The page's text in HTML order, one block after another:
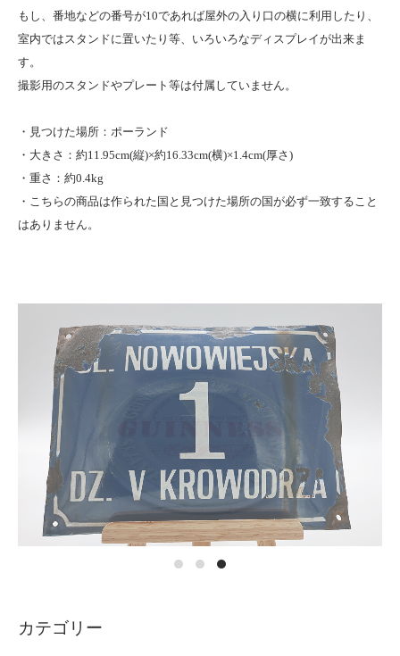
もし、番地などの番号が10であれば屋外の入り口の横に利用したり、
室内ではスタンドに置いたり等、いろいろなディスプレイが出来ま
す。
撮影用のスタンドやプレート等は付属していません。
・見つけた場所：ポーランド
・大きさ：約11.95cm(縦)×約16.33cm(横)×1.4cm(厚さ)
・重さ：約0.4kg
・こちらの商品は作られた国と見つけた場所の国が必ず一致すること
はありません。
カテゴリー